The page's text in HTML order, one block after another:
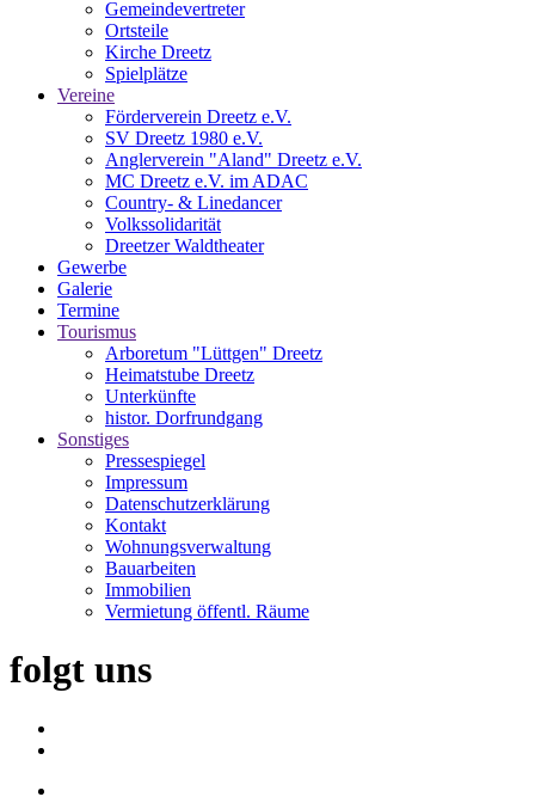
Gemeindevertreter
Ortsteile
Kirche Dreetz
Spielplätze
Vereine
Förderverein Dreetz e.V.
SV Dreetz 1980 e.V.
Anglerverein "Aland" Dreetz e.V.
MC Dreetz e.V. im ADAC
Country- & Linedancer
Volkssolidarität
Dreetzer Waldtheater
Gewerbe
Galerie
Termine
Tourismus
Arboretum "Lüttgen" Dreetz
Heimatstube Dreetz
Unterkünfte
histor. Dorfrundgang
Sonstiges
Pressespiegel
Impressum
Datenschutzerklärung
Kontakt
Wohnungsverwaltung
Bauarbeiten
Immobilien
Vermietung öffentl. Räume
folgt uns